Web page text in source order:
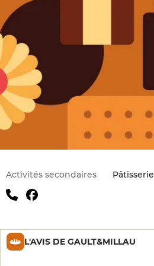
Activités secondaires Pâtisserie
L'AVIS DE GAULT&MILLAU